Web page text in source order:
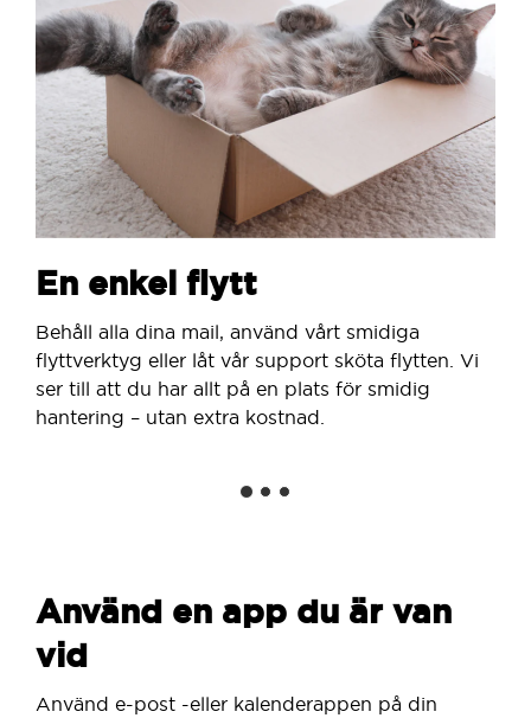
En enkel flytt
Behåll alla dina mail, använd vårt smidiga
flyttverktyg eller låt vår support sköta flytten. Vi
ser till att du har allt på en plats för smidig
hantering – utan extra kostnad.
Använd en app du är van
vid
Använd e-post -eller kalenderappen på din